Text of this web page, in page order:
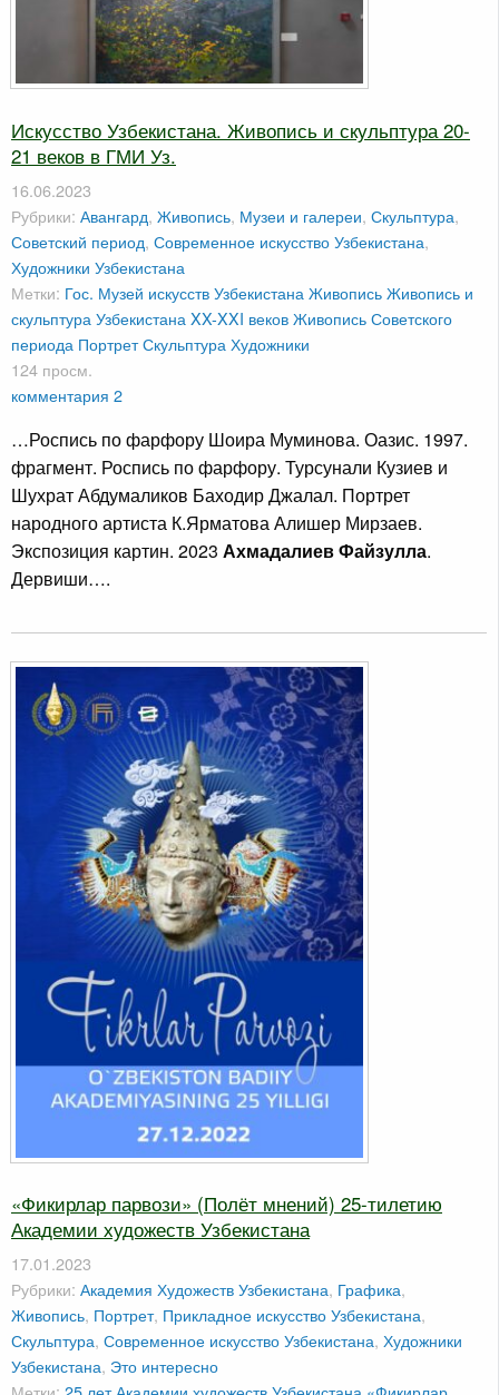
Искусство Узбекистана. Живопись и скульптура 20-
21 веков в ГМИ Уз.
16.06.2023
Рубрики: Авангард, Живопись, Музеи и галереи, Скульптура,
Советский период, Современное искусство Узбекистана,
Художники Узбекистана
Метки: Гос. Музей искусств Узбекистана ЖивописьЖивопись и
скульптура Узбекистана XX-XXI вековЖивопись Советского
периода ПортретСкульптура Художники
124 просм.
комментария 2
…Роспись по фарфору Шоира Муминова. Оазис. 1997.
фрагмент. Роспись по фарфору. Турсунали Кузиев и
Шухрат Абдумаликов Баходир Джалал. Портрет
народного артиста К.Ярматова Алишер Мирзаев.
Экспозиция картин. 2023 Ахмадалиев Файзулла.
Дервиши….
«Фикирлар парвози» (Полёт мнений) 25-тилетию
Академии художеств Узбекистана
17.01.2023
Рубрики: Академия Художеств Узбекистана, Графика,
Живопись, Портрет, Прикладное искусство Узбекистана,
Скульптура, Современное искусство Узбекистана, Художники
Узбекистана, Это интересно